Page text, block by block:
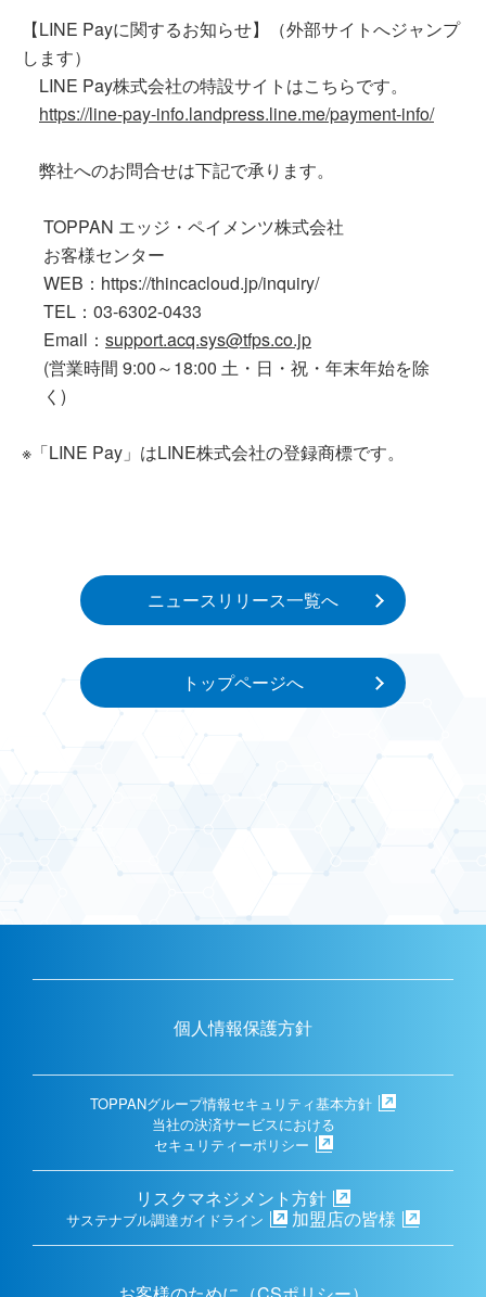
【LINE Payに関するお知らせ】（外部サイトへジャンプ
します）
LINE Pay株式会社の特設サイトはこちらです。
https://line-pay-info.landpress.line.me/payment-info/
弊社へのお問合せは下記で承ります。
TOPPAN エッジ・ペイメンツ株式会社
お客様センター
WEB： https://thincacloud.jp/inquiry/
TEL：03-6302-0433
Email： support.acq.sys@tfps.co.jp
(営業時間 9:00～18:00 土・日・祝・年末年始を除
く)
※「LINE Pay」はLINE株式会社の登録商標です。
ニュースリリース一覧へ
トップページへ
個人情報保護方針
TOPPANグループ情報セキュリティ基本方針
当社の決済サービスにおける
セキュリティーポリシー
リスクマネジメント方針
サステナブル調達ガイドライン 加盟店の皆様